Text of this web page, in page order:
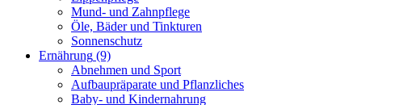
Mund- und Zahnpflege
Öle, Bäder und Tinkturen
Sonnenschutz
Ernährung (9)
Abnehmen und Sport
Aufbaupräparate und Pflanzliches
Baby- und Kindernahrung